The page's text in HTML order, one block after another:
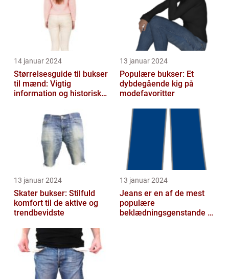
14 januar 2024
Størrelsesguide til bukser
til mænd: Vigtig
information og historisk
13 januar 2024
Populære bukser: Et
dybdegående kig på
modefavoritter
13 januar 2024
Skater bukser: Stilfuld
komfort til de aktive og
trendbevidste
13 januar 2024
Jeans er en af de mest
populære
beklædningsgenstande til